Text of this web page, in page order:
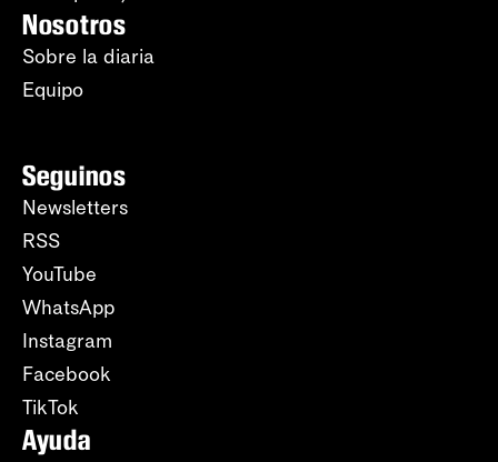
Nosotros
Sobre la diaria
Equipo
Seguinos
Newsletters
RSS
YouTube
WhatsApp
Instagram
Facebook
TikTok
Ayuda